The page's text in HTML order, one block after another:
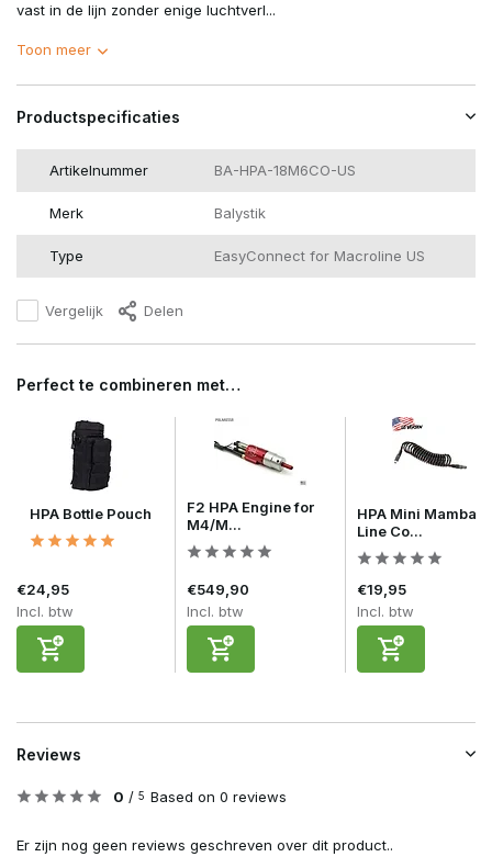
vast in de lijn zonder enige luchtverl...
Toon meer
Productspecificaties
Artikelnummer BA-HPA-18M6CO-US
Merk Balystik
Type EasyConnect for Macroline US
Vergelijk Delen
Perfect te combineren met…
HPA Bottle Pouch
€24,95
Incl. btw
F2 HPA Engine for
M4/M...
€549,90
Incl. btw
HPA Mini Mamba
Line Co...
€19,95
Incl. btw
Reviews
0 / 5 Based on 0 reviews
Er zijn nog geen reviews geschreven over dit product..